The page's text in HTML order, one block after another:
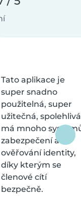
Tato aplikace je
super snadno
použitelná, super
užitečná,
má mnoho
zabezpečení a
ověřování identity,
díky kterým se
členové cítí
bezpečně.